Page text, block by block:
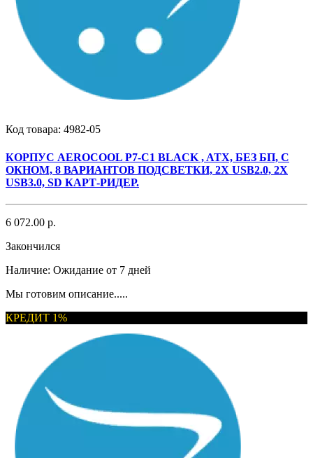
Код товара: 4982-05
КОРПУС AEROCOOL P7-C1 BLACK , ATX, БЕЗ БП, С
ОКНОМ, 8 ВАРИАНТОВ ПОДСВЕТКИ, 2X USB2.0, 2X
USB3.0, SD КАРТ-РИДЕР.
6 072.00 р.
Закончился
Наличие: Ожидание от 7 дней
Мы готовим описание.....
КРЕДИТ 1%